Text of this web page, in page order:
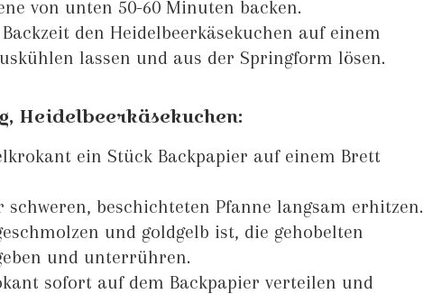
von unten 50-60 Minuten backen.
den Heidelbeerkäsekuchen auf einem
lassen und aus der Springform lösen.
Heidelbeerkäsekuchen:
ein Stück Backpapier auf einem Brett
beschichteten Pfanne langsam erhitzen.
und goldgelb ist, die gehobelten
und unterrühren.
sofort auf dem Backpapier verteilen und